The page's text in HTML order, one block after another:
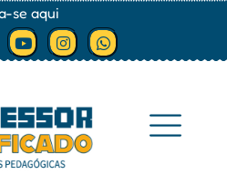
se aqui